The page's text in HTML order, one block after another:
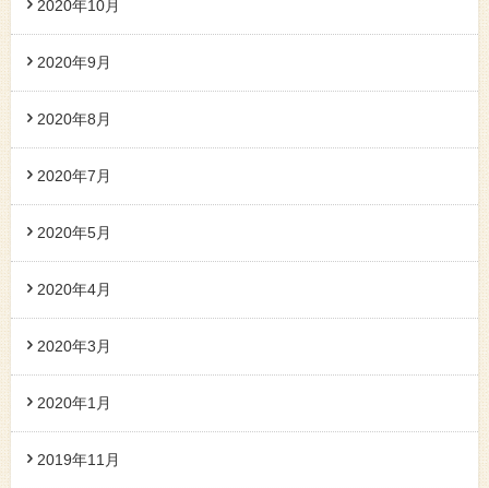
2020年10月
2020年9月
2020年8月
2020年7月
2020年5月
2020年4月
2020年3月
2020年1月
2019年11月